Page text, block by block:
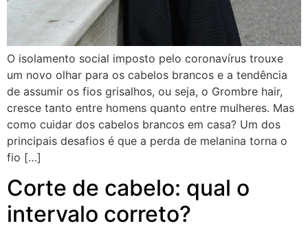
O isolamento social imposto pelo coronavírus trouxe
um novo olhar para os cabelos brancos e a tendência
de assumir os fios grisalhos, ou seja, o Grombre hair,
cresce tanto entre homens quanto entre mulheres. Mas
como cuidar dos cabelos brancos em casa? Um dos
principais desafios é que a perda de melanina torna o
fio […]
Corte de cabelo: qual o
intervalo correto?